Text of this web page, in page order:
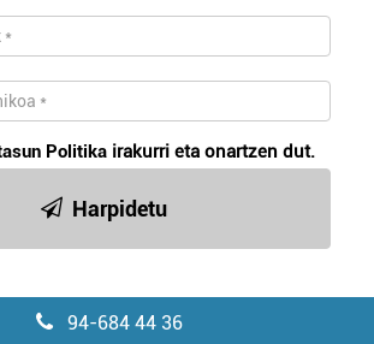
Politika irakurri eta onartzen dut.
Harpidetu
94-684 44 36